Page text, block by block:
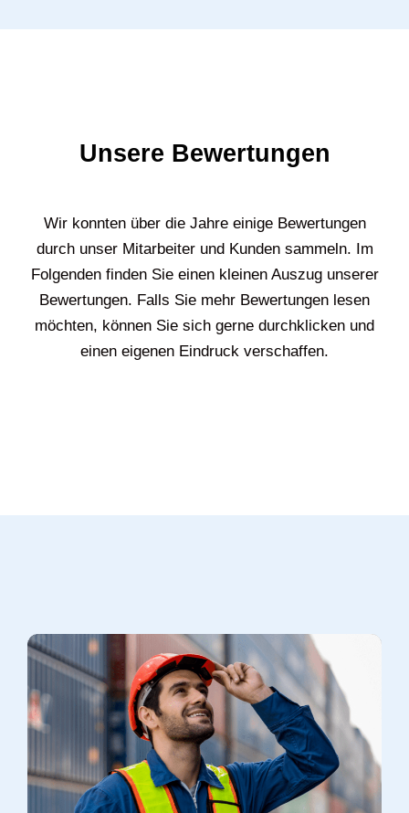
Unsere Bewertungen
Wir konnten über die Jahre einige Bewertungen
durch unser Mitarbeiter und Kunden sammeln. Im
Folgenden finden Sie einen kleinen Auszug unserer
Bewertungen. Falls Sie mehr Bewertungen lesen
möchten, können Sie sich gerne durchklicken und
einen eigenen Eindruck verschaffen.